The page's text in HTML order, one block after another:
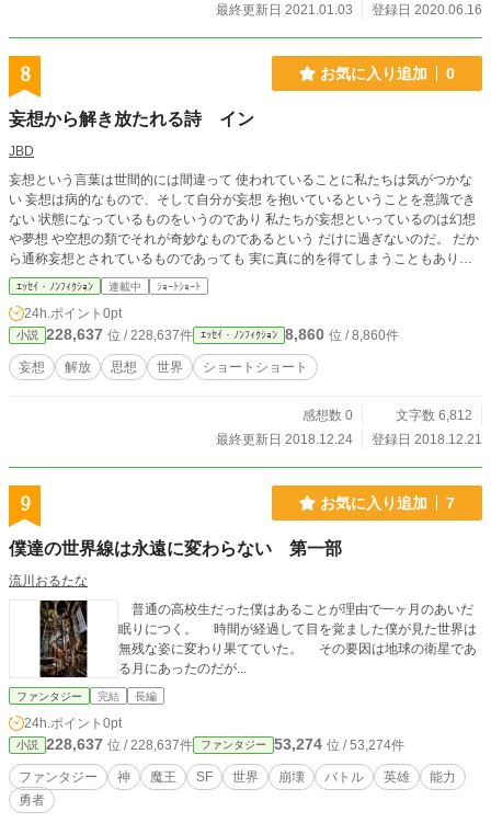
最終更新日 2021.01.03 登録日 2020.06.16
8 お気に入り追加 0
妄想から解き放たれる詩 イン
JBD
妄想という言葉は世間的には間違って 使われていることに私たちは気がつかな
い 妄想は病的なもので、そして自分が妄想 を抱いているということを意識でき
ない 状態になっているものをいうのであり 私たちが妄想といっているのは幻想
や夢想 や空想の類でそれが奇妙なものであるという だけに過ぎないのだ。 だか
ら通称妄想とされているものであっても 実に真に的を得てしまうこともありえ
るのだが 本来的な妄想はそうはならない ここで扱う詩は妄想のそういう概念と
関わりあい を持っているが実は、私たちが錯誤していたり 考え不足で経験的に
とらえてしまっていることを 探りだし、その無知を抉り出そう意というものだ
自分たちの通称妄想を解き放つことを目的とした 詩の数々。日常の新しさの発
見のための ツールの一つでもなれば幸いかな
ｴｯｾｲ・ﾉﾝﾌｨｸｼｮﾝ 連載中 ｼｮｰﾄｼｮｰﾄ
24h.ポイント 0pt
小説 228,637 位 / 228,637件 ｴｯｾｲ・ﾉﾝﾌｨｸｼｮﾝ 8,860 位 / 8,860件
妄想 解放 思想 世界 ショートショート
感想数 0
文字数 6,812
最終更新日 2018.12.24
登録日 2018.12.21
9 お気に入り追加 7
僕達の世界線は永遠に変わらない 第一部
流川おるたな
普通の高校生だった僕はあることが理由で一ヶ月のあいだ
眠りにつく。 時間が経過して目を覚ました僕が見た世界は
無残な姿に変わり果てていた。 その要因は地球の衛星であ
る月にあったのだが...
ファンタジー 完結 長編
24h.ポイント 0pt
小説 228,637 位 / 228,637件 ファンタジー 53,274 位 / 53,274件
ファンタジー 神 魔王 SF 世界 崩壊 バトル 英雄
能力
勇者